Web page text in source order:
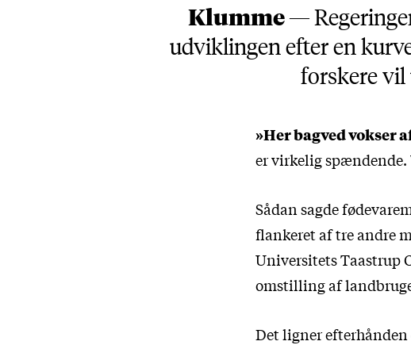
Klumme —
udviklingen efter en
forskere
»Her bagved vokser
er virkelig spændende.
Sådan sagde
flankeret af tre andre
Universitets Taastrup
omstilling af
Det ligner